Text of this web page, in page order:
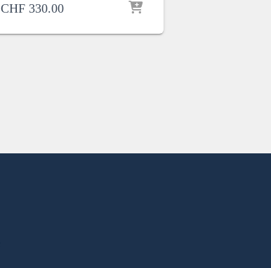
CHF330.00